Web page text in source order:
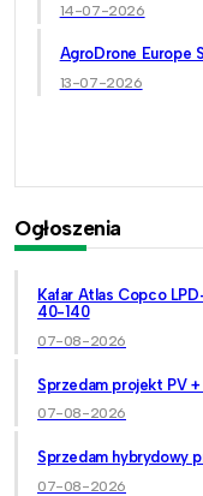
14-07-2026
AgroDrone Europe
13-07-2026
Ogłoszenia
Kafar Atlas Copco
40-140
07-08-2026
Sprzedam projekt PV
07-08-2026
Sprzedam hybrydowy
07-08-2026